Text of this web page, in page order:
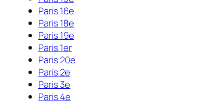
Paris 16e
Paris 18e
Paris 19e
Paris 1er
Paris 20e
Paris 2e
Paris 3e
Paris 4e